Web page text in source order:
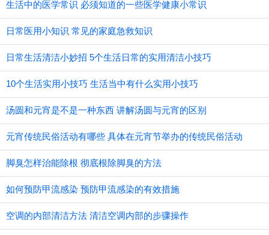
生活中的医学常识 必须知道的一些医学健康小常识
日常医用小知识 常见的家庭急救知识
日常生活清洁小妙招 5个生活日常的实用清洁小技巧
10个生活实用小技巧 生活当中有什么实用小技巧
汤圆和元宵是不是一种东西 讲解汤圆与元宵的区别
元宵传统民俗活动有哪些 具体在元宵节举办的传统民俗活动
脚臭怎样治能除根 彻底根除脚臭的方法
如何预防甲流感染 预防甲流感染的有效措施
空调的内部清洁方法 清洁空调内部的步骤操作